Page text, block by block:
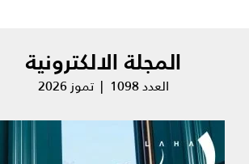
المجلة الالكترونية
العدد 1098 | تموز 2026